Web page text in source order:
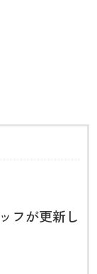
フが更新し